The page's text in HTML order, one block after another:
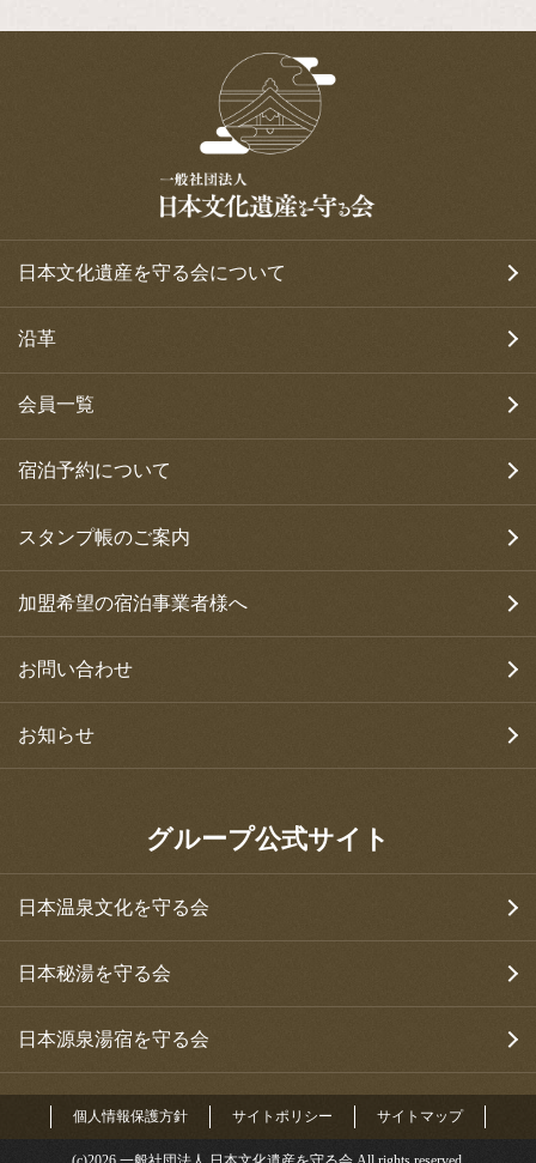
日本文化遺産を守る会について
沿革
会員一覧
宿泊予約について
スタンプ帳のご案内
加盟希望の宿泊事業者様へ
お問い合わせ
お知らせ
グループ公式サイト
日本温泉文化を守る会
日本秘湯を守る会
日本源泉湯宿を守る会
個人情報保護方針 サイトポリシー サイトマップ